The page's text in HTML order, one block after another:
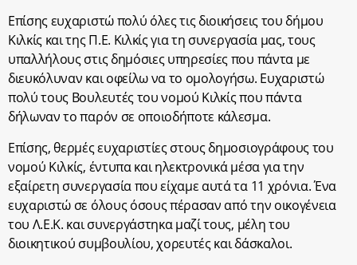
Επίσης ευχαριστώ πολύ όλες τις διοικήσεις του δήμου
Κιλκίς και της Π.Ε. Κιλκίς για τη συνεργασία μας, τους
υπαλλήλους στις δημόσιες υπηρεσίες που πάντα με
διευκόλυναν και οφείλω να το ομολογήσω. Ευχαριστώ
πολύ τους Βουλευτές του νομού Κιλκίς που πάντα
δήλωναν το παρόν σε οποιοδήποτε κάλεσμα.
Επίσης, θερμές ευχαριστίες στους δημοσιογράφους του
νομού Κιλκίς, έντυπα και ηλεκτρονικά μέσα για την
εξαίρετη συνεργασία που είχαμε αυτά τα 11 χρόνια. Ένα
ευχαριστώ σε όλους όσους πέρασαν από την οικογένεια
του Λ.Ε.Κ. και συνεργάστηκα μαζί τους, μέλη του
διοικητικού συμβουλίου, χορευτές και δάσκαλοι.